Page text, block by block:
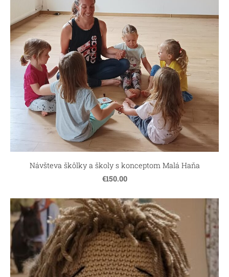
Návšteva škôlky a školy s konceptom Malá Haňa
€150.00